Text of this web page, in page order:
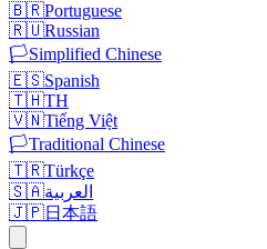
🇧🇷Portuguese
🇷🇺Russian
🏳️Simplified Chinese
🇪🇸Spanish
🇹🇭TH
🇻🇳Tiếng Việt
🏳️Traditional Chinese
🇹🇷Türkçe
🇸🇦العربية
🇯🇵日本語